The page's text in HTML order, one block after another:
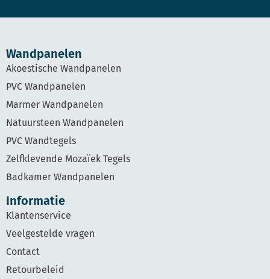
Wandpanelen
Akoestische Wandpanelen
PVC Wandpanelen
Marmer Wandpanelen
Natuursteen Wandpanelen
PVC Wandtegels
Zelfklevende Mozaïek Tegels
Badkamer Wandpanelen
Informatie
Klantenservice
Veelgestelde vragen
Contact
Retourbeleid